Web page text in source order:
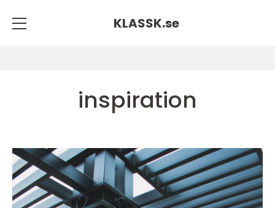
KLASSK.se
inspiration